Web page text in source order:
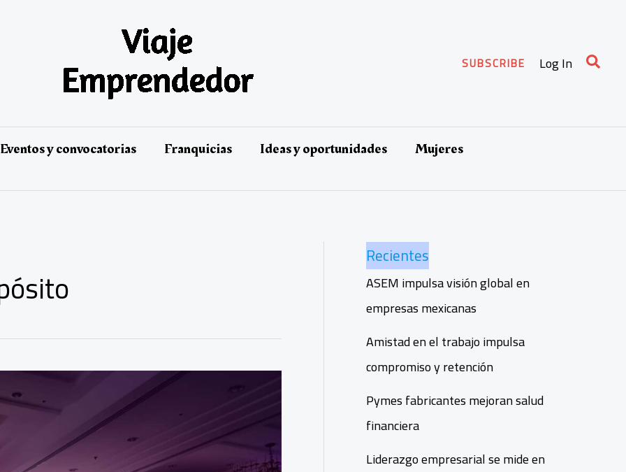
SUBSCRIBE Log In
Eventos y convocatorias Franquicias Ideas y oportunidades
Mujeres
Recientes
ASEM impulsa visión global en
empresas mexicanas
Amistad en el trabajo impulsa
compromiso y retención
Pymes fabricantes mejoran salud
financiera
Liderazgo empresarial se mide en